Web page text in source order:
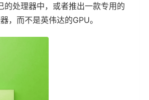
处理器中，或者推出一款专用的
，而不是英伟达的GPU。